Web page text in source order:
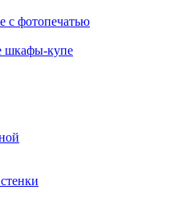
с фотопечатью
шкафы-купе